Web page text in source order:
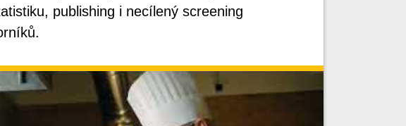
publishing i necílený screening